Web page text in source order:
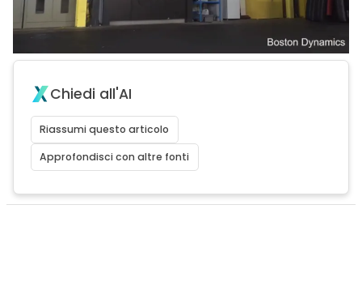
Chiedi all'AI
Riassumi questo articolo
Approfondisci con altre fonti